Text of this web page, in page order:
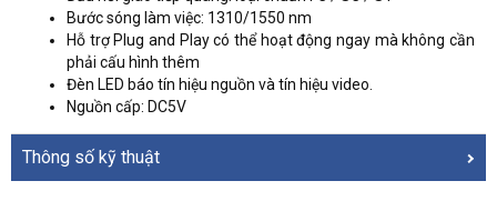
Bước sóng làm việc: 1310/1550 nm
Hỗ trợ Plug and Play có thể hoạt động ngay mà không cần
phải cấu hình thêm
Đèn LED báo tín hiệu nguồn và tín hiệu video.
Nguồn cấp: DC5V
Thông số kỹ thuật